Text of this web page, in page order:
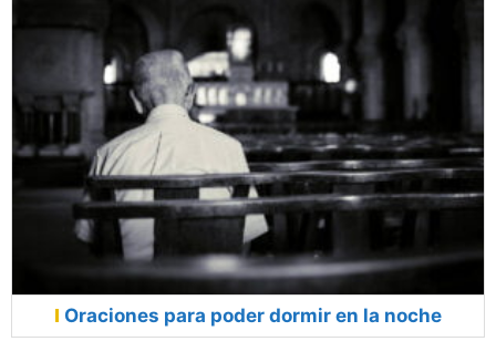
Oraciones para poder dormir en la noche